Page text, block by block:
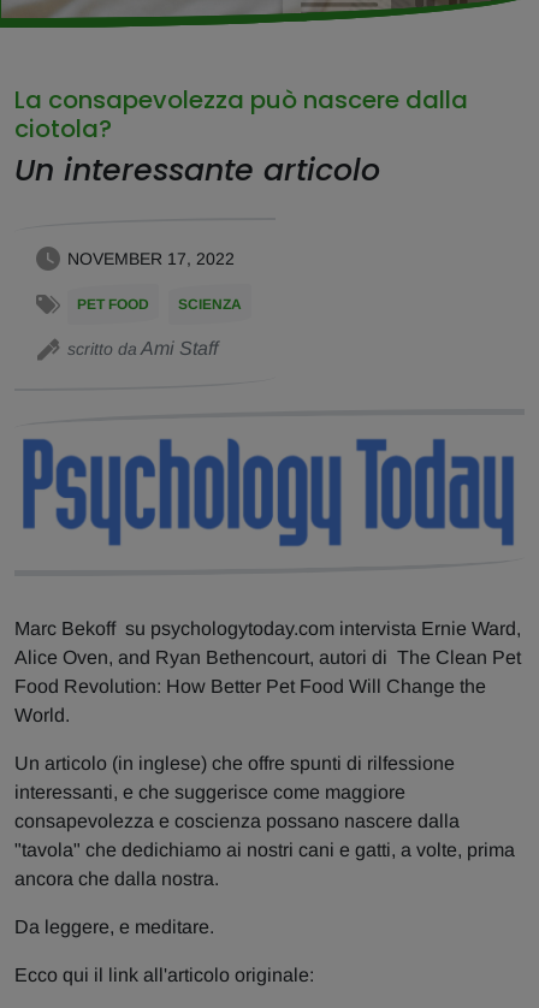
La consapevolezza può nascere dalla
ciotola?
Un interessante articolo
NOVEMBER 17, 2022
PET FOOD SCIENZA
scritto da Ami Staff
Marc Bekoff su psychologytoday.com intervista Ernie Ward,
Alice Oven, and Ryan Bethencourt, autori di The Clean Pet
Food Revolution: How Better Pet Food Will Change the
World.
Un articolo (in inglese) che offre spunti di rilfessione
interessanti, e che suggerisce come maggiore
consapevolezza e coscienza possano nascere dalla
"tavola" che dedichiamo ai nostri cani e gatti, a volte, prima
ancora che dalla nostra.
Da leggere, e meditare.
Ecco qui il link all'articolo originale: